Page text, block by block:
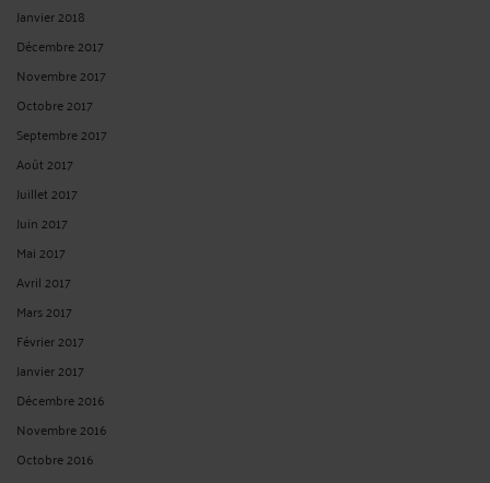
Janvier 2018
Décembre 2017
Novembre 2017
Octobre 2017
Septembre 2017
Août 2017
Juillet 2017
Juin 2017
Mai 2017
Avril 2017
Mars 2017
Février 2017
Janvier 2017
Décembre 2016
Novembre 2016
Octobre 2016